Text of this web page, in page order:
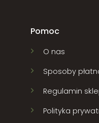
Pomoc
O nas
Sposoby
Regulamin
Polityka